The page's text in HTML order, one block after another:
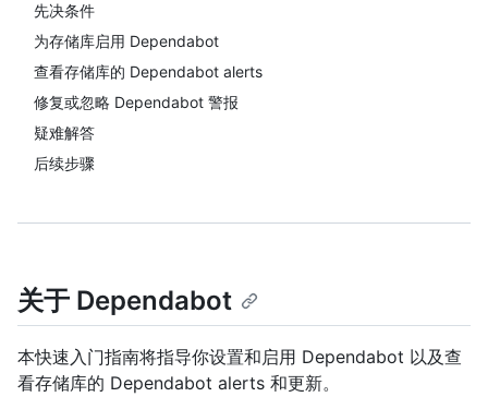
先决条件
为存储库启用 Dependabot
查看存储库的 Dependabot alerts
修复或忽略 Dependabot 警报
疑难解答
后续步骤
关于 Dependabot
本快速入门指南将指导你设置和启用 Dependabot 以及查
看存储库的 Dependabot alerts 和更新。